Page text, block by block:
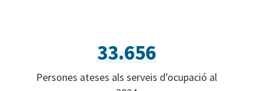
33.656
Persones ateses als serveis d'ocupació al